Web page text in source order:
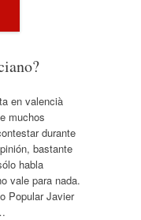
en valencià
muchos
durante
bastante
habla
vale para nada.
Popular Javier